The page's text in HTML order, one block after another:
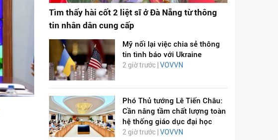
Tìm thấy hài cốt 2 liệt sĩ ở Đà Nẵng từ thông
tin nhân dân cung cấp
Mỹ nối lại việc chia sẻ thông
tin tình báo với Ukraine
2 giờ trước | VOVVN
Phó Thủ tướng Lê Tiến Châu:
Cần nâng tầm chất lượng toàn
hệ thống giáo dục đại học
2 giờ trước | VOVVN